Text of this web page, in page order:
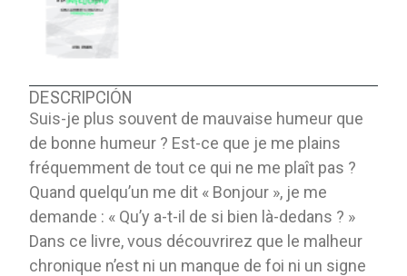
DESCRIPCIÓN
Suis-je plus souvent de mauvaise humeur que
de bonne humeur ? Est-ce que je me plains
fréquemment de tout ce qui ne me plaît pas ?
Quand quelqu’un me dit « Bonjour », je me
demande : « Qu’y a-t-il de si bien là-dedans ? »
Dans ce livre, vous découvrirez que le malheur
chronique n’est ni un manque de foi ni un signe